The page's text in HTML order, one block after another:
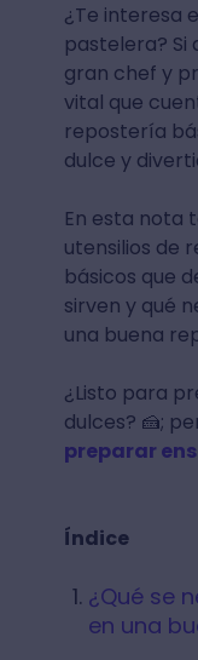
¿Te interesa
pastelera? Si
gran chef y
vital que
repostería
dulce y
En esta nota
utensilios de
básicos que
sirven y qué
una buena
¿Listo para
dulces? 🍰;
preparar
Índice
¿Qué se
en una